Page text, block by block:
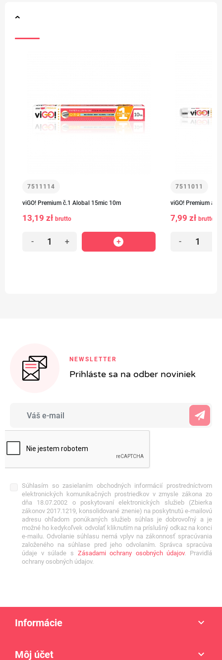
7511114
viGO! Premium č.1 Alobal 15mic 10m
13,19 zł brutto
- +
7511011
viGO! Premium
7,99 zł brutto
-
NEWSLETTER
Prihláste sa na odber noviniek
Súhlasím so zasielaním obchodných informácií prostredníctvom
elektronických komunikačných prostriedkov v zmysle zákona zo
dňa 18.07.2002 o poskytovaní elektronických služieb (Zbierka
zákonov 2017.1219, konsolidované znenie) na poskytnutú e-mailovú
adresu ohľadom ponúkaných služieb súhlas je dobrovoľný a je
možné ho kedykoľvek odvolať kliknutím na príslušný odkaz na konci
e-mailu. Odvolanie súhlasu nemá vplyv na zákonnosť spracúvania
založeného na súhlase pred jeho odvolaním. Správca spracúva
údaje v súlade s Zásadami ochrany osobných údajov. Pravidlá
ochrany osobných údajov.
Informácie 
Môj účet 